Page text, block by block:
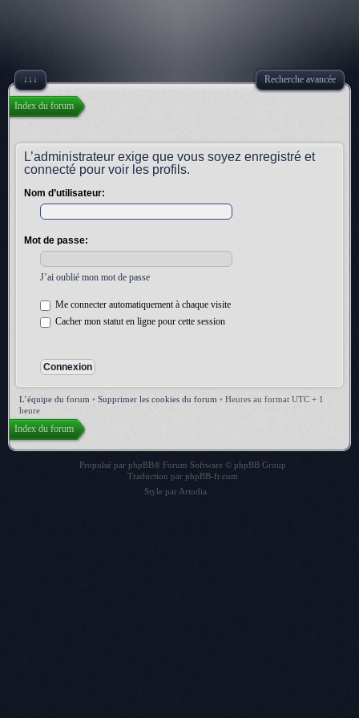
↓↓↓ Recherche avancée
Index du forum
L’administrateur exige que vous soyez enregistré et
connecté pour voir les profils.
Nom d’utilisateur:
Mot de passe:
J’ai oublié mon mot de passe
Me connecter automatiquement à chaque visite
Cacher mon statut en ligne pour cette session
L’équipe du forum • Supprimer les cookies du forum • Heures au format UTC + 1
heure
Index du forum
Propulsé par phpBB® Forum Software © phpBB Group
Traduction par phpBB-fr.com
Style par Artodia